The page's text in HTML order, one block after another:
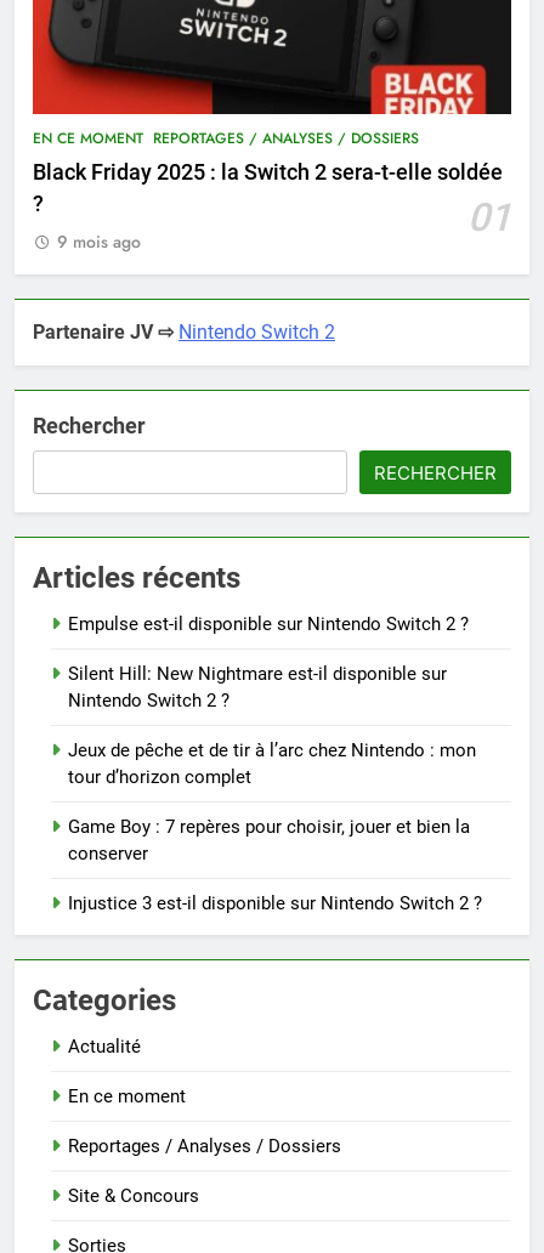
EN CE MOMENT REPORTAGES / ANALYSES / DOSSIERS
Black Friday 2025 : la Switch 2 sera-t-elle soldée
?
01
9 mois ago
Partenaire JV ⇨ Nintendo Switch 2
Rechercher
RECHERCHER
Articles récents
Empulse est-il disponible sur Nintendo Switch 2 ?
Silent Hill: New Nightmare est-il disponible sur
Nintendo Switch 2 ?
Jeux de pêche et de tir à l’arc chez Nintendo : mon
tour d’horizon complet
Game Boy : 7 repères pour choisir, jouer et bien la
conserver
Injustice 3 est-il disponible sur Nintendo Switch 2 ?
Categories
Actualité
En ce moment
Reportages / Analyses / Dossiers
Site & Concours
Sorties